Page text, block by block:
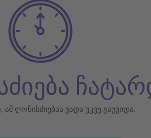
ღონისძიებას ვადა უკვე გაუვიდა.